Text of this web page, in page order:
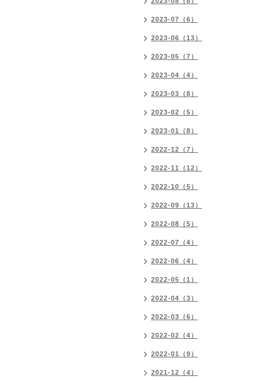
2023-07（6）
2023-06（13）
2023-05（7）
2023-04（4）
2023-03（8）
2023-02（5）
2023-01（8）
2022-12（7）
2022-11（12）
2022-10（5）
2022-09（13）
2022-08（5）
2022-07（4）
2022-06（4）
2022-05（1）
2022-04（3）
2022-03（6）
2022-02（4）
2022-01（9）
2021-12（4）